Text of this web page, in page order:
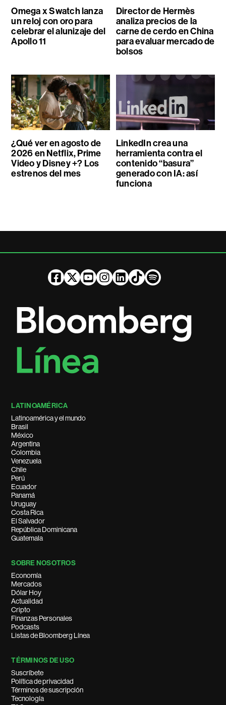
Omega x Swatch lanza
un reloj con oro para
celebrar el alunizaje del
Apollo 11
Director de Hermès
analiza precios de la
carne de cerdo en China
para evaluar mercado de
bolsos
¿Qué ver en agosto de
2026 en Netflix, Prime
Video y Disney +? Los
estrenos del mes
LinkedIn crea una
herramienta contra el
contenido “basura”
generado con IA: así
funciona
LATINOAMÉRICA
Latinoamérica y el mundo
Brasil
México
Argentina
Colombia
Venezuela
Chile
Perú
Ecuador
Panamá
Uruguay
Costa Rica
El Salvador
República Dominicana
Guatemala
SOBRE NOSOTROS
Economía
Mercados
Dólar Hoy
Actualidad
Cripto
Finanzas Personales
Podcasts
Listas de Bloomberg Línea
TÉRMINOS DE USO
Suscríbete
Política de privacidad
Términos de suscripción
Tecnología